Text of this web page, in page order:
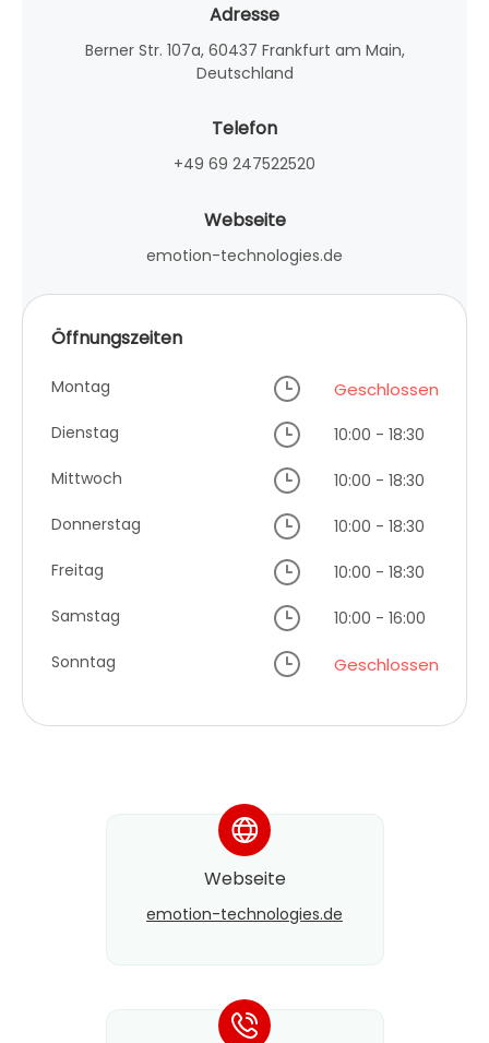
Adresse
Berner Str. 107a, 60437 Frankfurt am Main,
Deutschland
Telefon
+49 69 247522520
Webseite
emotion-technologies.de
Öffnungszeiten
Montag Geschlossen
Dienstag
10:00 - 18:30
Mittwoch
10:00 - 18:30
Donnerstag
10:00 - 18:30
Freitag
10:00 - 18:30
Samstag
10:00 - 16:00
Sonntag
Geschlossen
*
Webseite
emotion-technologies.de
*